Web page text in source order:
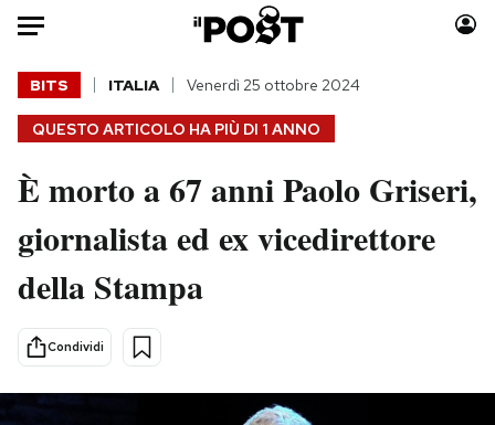
Auto
HOME
Italia
Politica
Tecnologia
Scienza
Moda
Consumismi
Altrecose
QUESTO ARTICOLO HA PIÙ DI 1 ANNO
BITS ITALIA Venerdì 25 ottobre 2024
È morto a 67 anni Paolo Griseri,
giornalista ed ex vicedirettore
della Stampa
Condividi